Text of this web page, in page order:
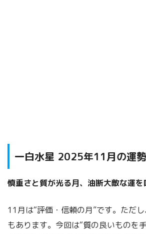
一白水星 2025年11月の運勢
慎重さと質が光る月、油断大敵な運
11月は“評価・信頼の月”です。ただし
もあります。今回は“質の良いものを